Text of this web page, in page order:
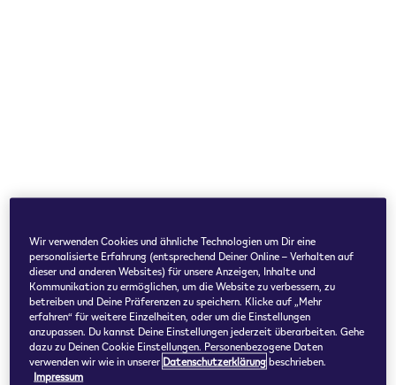
Wir verwenden Cookies und ähnliche Technologien um Dir eine
personalisierte Erfahrung (entsprechend Deiner Online – Verhalten auf
dieser und anderen Websites) für unsere Anzeigen, Inhalte und
Kommunikation zu ermöglichen, um die Website zu verbessern, zu
betreiben und Deine Präferenzen zu speichern. Klicke auf „Mehr
erfahren“ für weitere Einzelheiten, oder um die Einstellungen
anzupassen. Du kannst Deine Einstellungen jederzeit überarbeiten. Gehe
dazu zu Deinen Cookie Einstellungen. Personenbezogene Daten
verwenden wir wie in unserer Datenschutzerklärungbeschrieben.
Impressum